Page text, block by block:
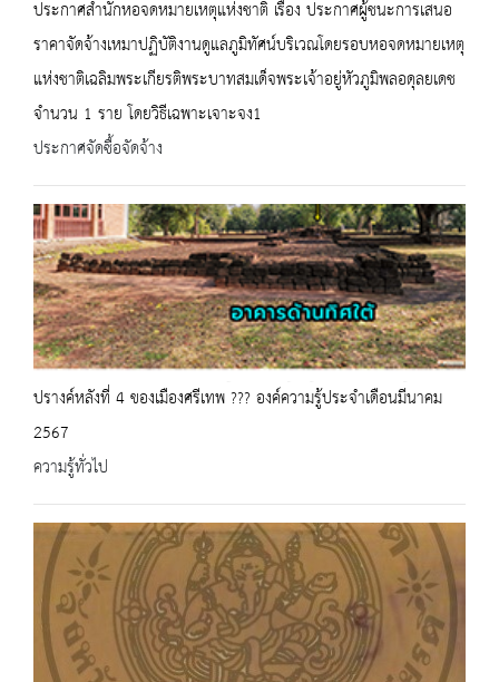
ประกาศสำนักหอจดหมายเหตุแห่งชาติ เรื่อง ประกาศผู้ชนะการเสนอ
ราคาจัดจ้างเหมาปฏิบัติงานดูแลภูมิทัศน์บริเวณโดยรอบหอจดหมายเหตุ
แห่งชาติเฉลิมพระเกียรติพระบาทสมเด็จพระเจ้าอยู่หัวภูมิพลอดุลยเดช
จำนวน 1 ราย โดยวิธีเฉพาะเจาะจง1
ประกาศจัดซื้อจัดจ้าง
ปรางค์หลังที่ 4 ของเมืองศรีเทพ ??? องค์ความรู้ประจำเดือนมีนาคม
2567
ความรู้ทั่วไป